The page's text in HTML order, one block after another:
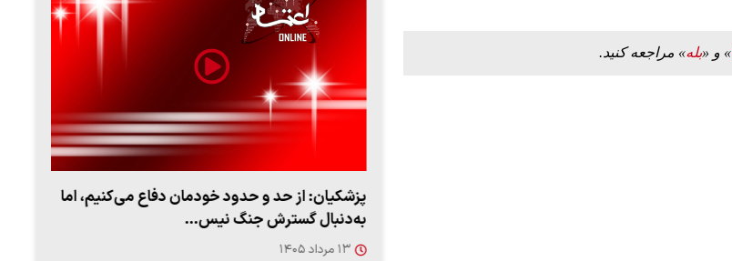
» و «بله» مراجعه کنید.
پزشکیان: از حد و حدود خودمان دفاع می‌کنیم، اما
به‌دنبال گسترش جنگ نیس…
۱۳ مرداد ۱۴۰۵